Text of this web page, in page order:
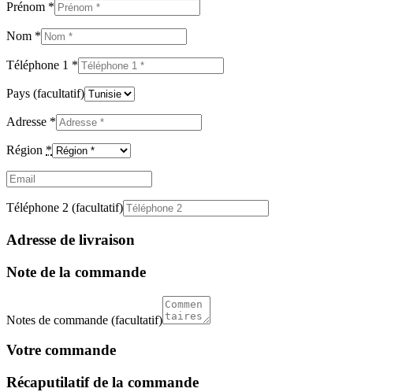
Prénom *
Nom *
Téléphone 1 *
Pays (facultatif)
Adresse *
Région *
Email
Téléphone 2 (facultatif)
Adresse de livraison
Note de la commande
Notes de commande (facultatif)
Votre commande
Récaputilatif de la commande